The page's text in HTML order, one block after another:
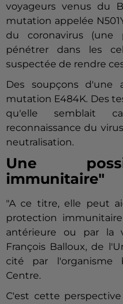
voyageurs venus du
mutation appelée
du coronavirus
pénétrer dans les
suspectée de rendre
Des soupçons d'une
mutation E484K. Des
qu'elle semblait
reconnaissance du
neutralisation.
Une
immunitaire"
"A ce titre, elle peut
protection
antérieure ou par la
François Balloux, de
cité par l'organisme
Centre.
C'est cette